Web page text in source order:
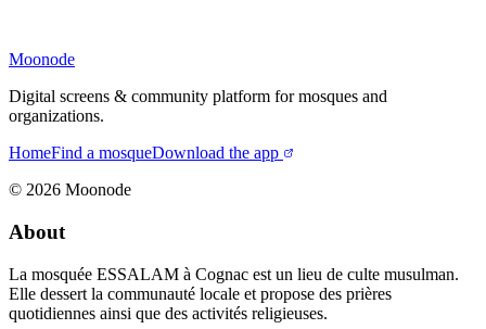
Moonode
Digital screens & community platform for mosques and
organizations.
HomeFind a mosqueDownload the app
© 2026 Moonode
About
La mosquée ESSALAM à Cognac est un lieu de culte musulman.
Elle dessert la communauté locale et propose des prières
quotidiennes ainsi que des activités religieuses.